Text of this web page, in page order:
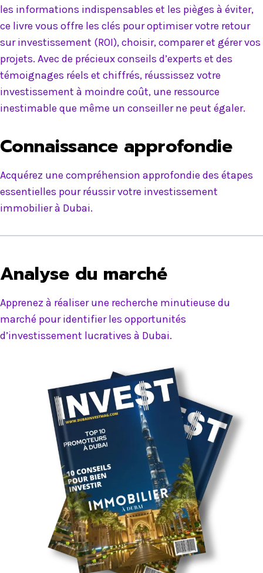
les informations indispensables et les pièges à éviter,
ce livre vous offre les clés pour optimiser votre retour
sur investissement (ROI), choisir, comparer et gérer vos
projets. Avec de précieux conseils d’experts et des
témoignages réels et chiffrés, réussissez votre
investissement à moindre coût, une ressource
inestimable que même un conseiller ne peut égaler.
Connaissance approfondie
Acquérez une compréhension approfondie des étapes
essentielles pour réussir votre investissement
immobilier à Dubai.
Analyse du marché
Apprenez à réaliser une recherche minutieuse du
marché pour identifier les opportunités
d’investissement lucratives à Dubai.